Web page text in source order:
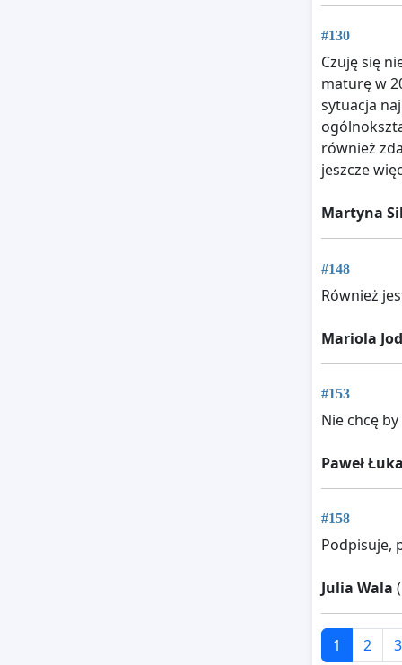
#130
Czuję się
maturę w
sytuacja
również
jeszcze
Martyna
#148
Również
Mariola
#153
Nie chcę
Paweł
#158
Podpisuje,
Julia Wala
1 2 3